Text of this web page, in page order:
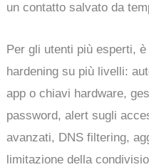
un contatto salvato da
Per gli utenti più esperti,
hardening su più livelli:
app o chiavi hardware,
password, alert sugli
avanzati, DNS filtering,
limitazione della